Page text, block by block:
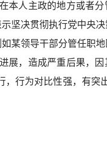
人主政的地方或者分
坚决贯彻执行党中央
某领导干部分管任职
展，造成严重后果，
行为对比性强，有突